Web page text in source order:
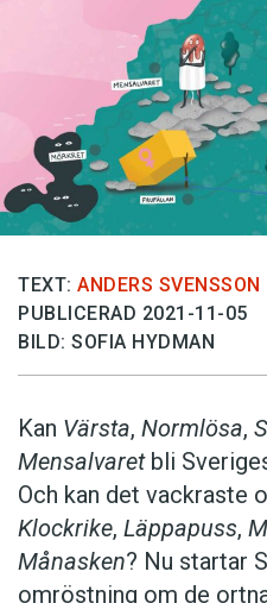
Annonsera
Prenumerera
Läs Språktidningen
Press
TEXT: ANDERS SVENSSON
PUBLICERAD 2021-11-05
BILD: SOFIA HYDMAN
Kan Värsta, Normlösa,
Mensalvaretbli
Och kan det vackraste
Klockrike, Läppapuss,
Månasken? Nu startar
omröstning om de